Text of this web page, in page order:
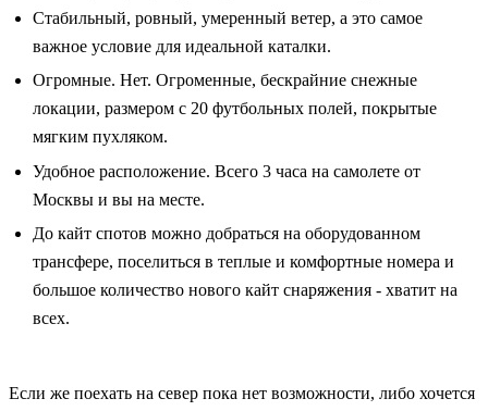
Стабильный, ровный, умеренный ветер, а это самое
важное условие для идеальной каталки.
Огромные. Нет. Огроменные, бескрайние снежные
локации, размером с 20 футбольных полей, покрытые
мягким пухляком.
Удобное расположение. Всего 3 часа на самолете от
Москвы и вы на месте.
До кайт спотов можно добраться на оборудованном
трансфере, поселиться в теплые и комфортные номера и
большое количество нового кайт снаряжения - хватит на
всех.
Если же поехать на север пока нет возможности, либо хочется